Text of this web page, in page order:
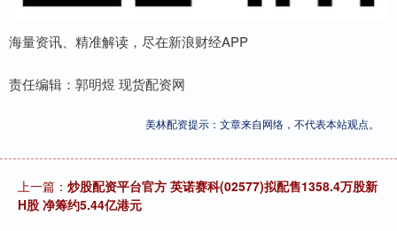
海量资讯、精准解读，尽在新浪财经APP
责任编辑：郭明煜 现货配资网
美林配资提示：文章来自网络，不代表本站观点。
上一篇： 炒股配资平台官方 英诺赛科(02577)拟配售1358.4万股新
H股 净筹约5.44亿港元